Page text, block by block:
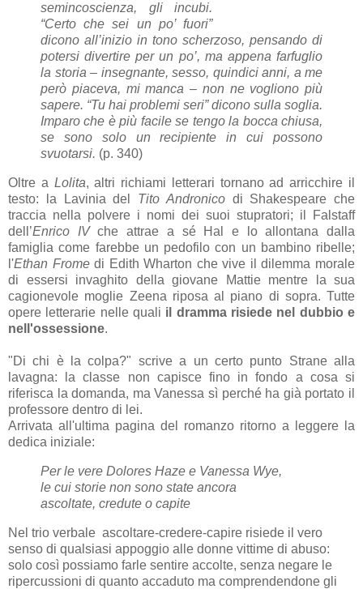
semincoscienza, gli incubi.
“Certo che sei un po’ fuori”
dicono all’inizio in tono scherzoso, pensando di
potersi divertire per un po’, ma appena farfuglio
la storia – insegnante, sesso, quindici anni, a me
però piaceva, mi manca – non ne vogliono più
sapere. “Tu hai problemi seri” dicono sulla soglia.
Imparo che è più facile se tengo la bocca chiusa,
se sono solo un recipiente in cui possono
svuotarsi. (p. 340)
Oltre a Lolita, altri richiami letterari tornano ad arricchire il
testo: la Lavinia del Tito Andronico di Shakespeare che
traccia nella polvere i nomi dei suoi stupratori; il Falstaff
dell’Enrico IVche attrae a sé Hal e lo allontana dalla
famiglia come farebbe un pedofilo con un bambino ribelle;
l'Ethan Fromedi Edith Wharton che vive il dilemma morale
di essersi invaghito della giovane Mattie mentre la sua
cagionevole moglie Zeena riposa al piano di sopra. Tutte
opere letterarie nelle quali il dramma risiede nel dubbio e
nell'ossessione.
"Di chi è la colpa?" scrive a un certo punto Strane alla
lavagna: la classe non capisce fino in fondo a cosa si
riferisca la domanda, ma Vanessa sì perché ha già portato il
professore dentro di lei.
Arrivata all'ultima pagina del romanzo ritorno a leggere la
dedica iniziale:
Per le vere Dolores Haze e Vanessa Wye,
le cui storie non sono state ancora
ascoltate, credute o capite
Nel trio verbale ascoltare-credere-capire risiede il vero
senso di qualsiasi appoggio alle donne vittime di abuso:
solo così possiamo farle sentire accolte, senza negare le
ripercussioni di quanto accaduto ma comprendendone gli